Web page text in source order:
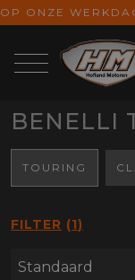
BENELLI
TOURING
FILTER 1
Standaard